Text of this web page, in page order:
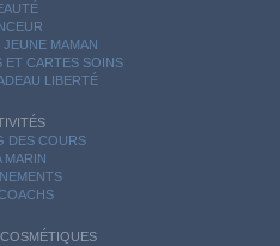
MAMAN
ET CARTES SOINS
LIBERTÉ
DES COURS
MARIN
COACHS